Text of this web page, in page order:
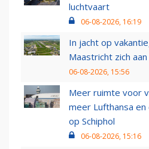
luchtvaart
06-08-2026, 16:19
In jacht op
Maastricht zich
06-08-2026, 15:56
Meer ruimte voor
meer Lufthansa
op Schiphol
06-08-2026, 15:16